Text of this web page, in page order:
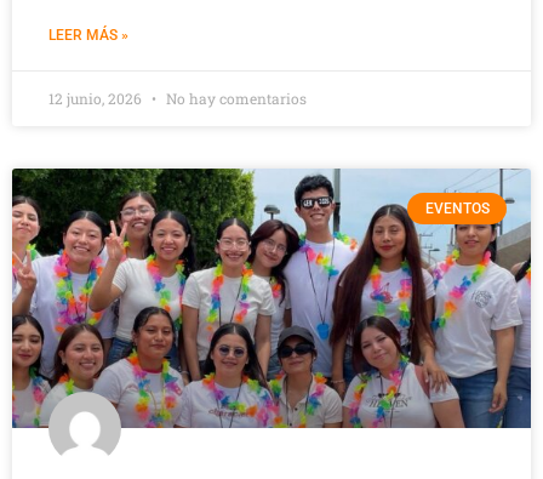
LEER MÁS »
12 junio, 2026 No hay comentarios
EVENTOS